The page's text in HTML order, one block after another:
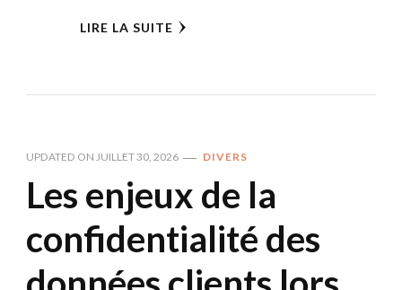
LIRE LA SUITE
UPDATED ON JUILLET 30, 2026 DIVERS
Les enjeux de la
confidentialité des